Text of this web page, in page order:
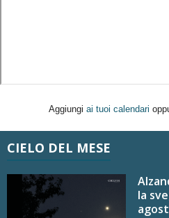
Aggiungi ai tuoi calendari
CIELO DEL MESE
la